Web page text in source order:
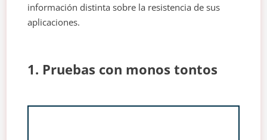
información distinta sobre la resistencia de sus
aplicaciones.
1. Pruebas con monos tontos